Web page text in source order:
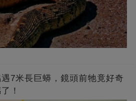
7米長巨蟒，鏡頭前牠竟好奇
！